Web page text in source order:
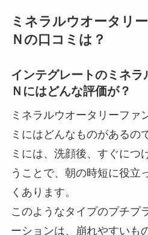
ミネラルウオータリ
Ｎの口コミは？
インテグレートのミネラ
Ｎにはどんな評価が？
ミネラルウオータリーファ
ミにはどんなものがあるの
ミには、洗顔後、すぐにつ
うことで、朝の時短に役立
くあります。
このようなタイプのプチプ
ーションは、崩れやすいも